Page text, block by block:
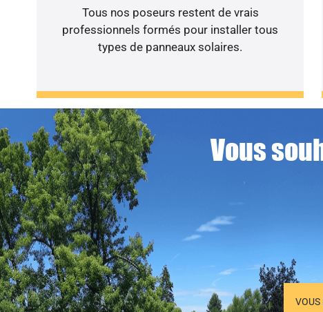
Tous nos poseurs restent de vrais
professionnels formés pour installer tous
types de panneaux solaires.
Vous
VOUS